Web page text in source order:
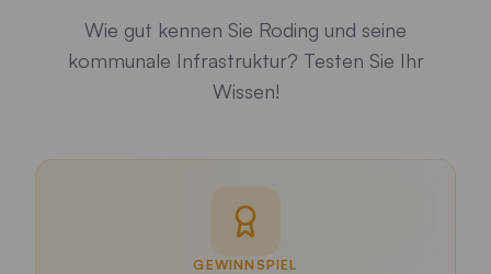
Wie gut kennen Sie Roding und seine
kommunale Infrastruktur? Testen Sie Ihr
Wissen!
GEWINNSPIEL